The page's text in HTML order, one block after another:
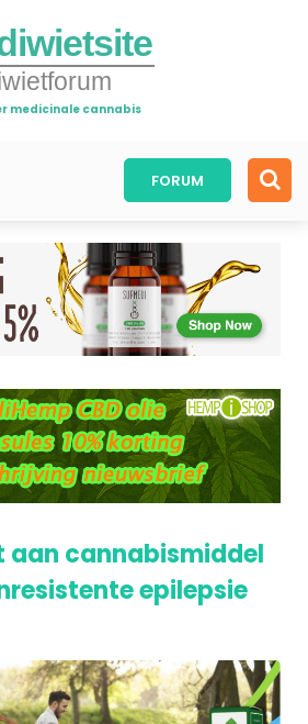
medicinale cannabis
FORUM
aan cannabismiddel
epilepsie